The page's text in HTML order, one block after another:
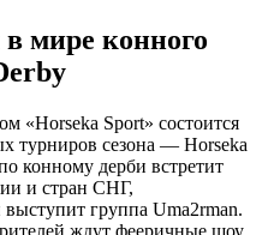
мире конного
«Horseka Sport» состоится
турниров сезона — Horseka
конному дерби встретит
и стран СНГ,
группа Uma2rman.
ждут фееричные шоу